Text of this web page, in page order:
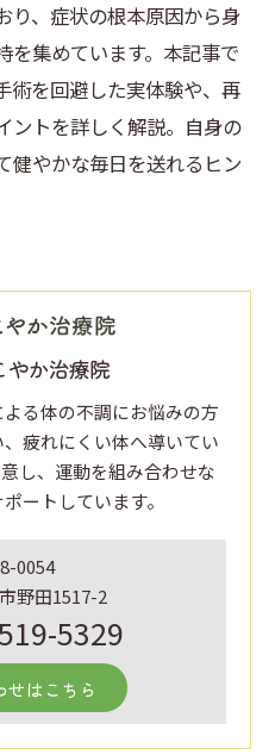
り、症状の根本原因から身
を集めています。本記事で
術を回避した実体験や、再
ントを詳しく解説。自身の
健やかな毎日を送れるヒン
やか治療院
る体の不調にお悩みの方
疲れにくい体へ導いてい
し、運動を組み合わせな
ートしています。
0054
野田1517-2
5329
せはこちら